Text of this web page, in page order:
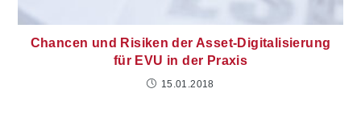
Chancen und Risiken der Asset-Digitalisierung
für EVU in der Praxis
15.01.2018